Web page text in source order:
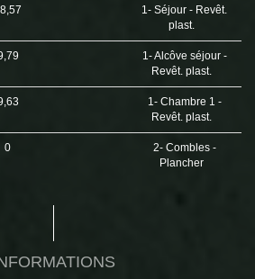
1- Séjour - Revêt.
plast.
1- Alcôve séjour -
Revêt. plast.
1- Chambre 1 -
Revêt. plast.
0
2- Combles -
Plancher